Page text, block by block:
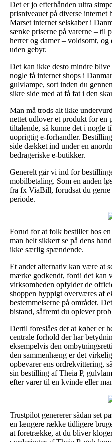
Det er jo efterhånden ultra
prisniveauet på diverse internet
Marset internet selskaber i
sænke priserne på varerne – til
herrer og damer – voldsomt,
uden gebyr.
Det kan ikke desto mindre
nogle få internet shops i
gulvlampe, sort inden du
sikre side med at få fat i den
Man må trods alt ikke
nettet udlover et produkt for en
tiltalende, så kunne det i nogle
uoprigtig e-forhandler.
side dækket ind under en
bedrageriske e-butikker.
Generelt går vi ind for
mobilbetaling. Som en anden
fra fx ViaBill, forudsat du gerne
periode.
Forud for at folk bestiller hos
man helt sikkert se på dens
ikke særlig spændende.
Et andet alternativ kan være at
mærke godkendt, fordi det kan
virksomheden opfylder de
shoppen hyppigt overværes af
bestemmelserne på området.
bistand, såfremt du oplever
Dertil foreslåes det at køber er
centrale forhold der har
eksempelvis den
den sammenhæng er det
opbevarer ens ordrekvittering,
sin bestilling af Theia P,
efter varer til en kvinde eller
Trustpilot genererer sådan set
en længere række tidligere
at foretrække, at du bliver